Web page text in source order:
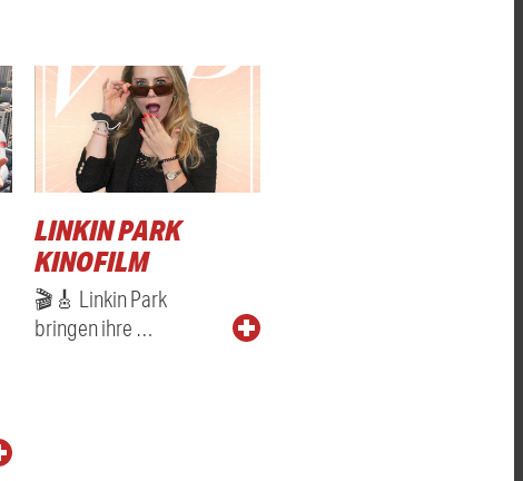
LINKIN PARK
KINOFILM
🎬🎸 Linkin Park
bringen ihre …